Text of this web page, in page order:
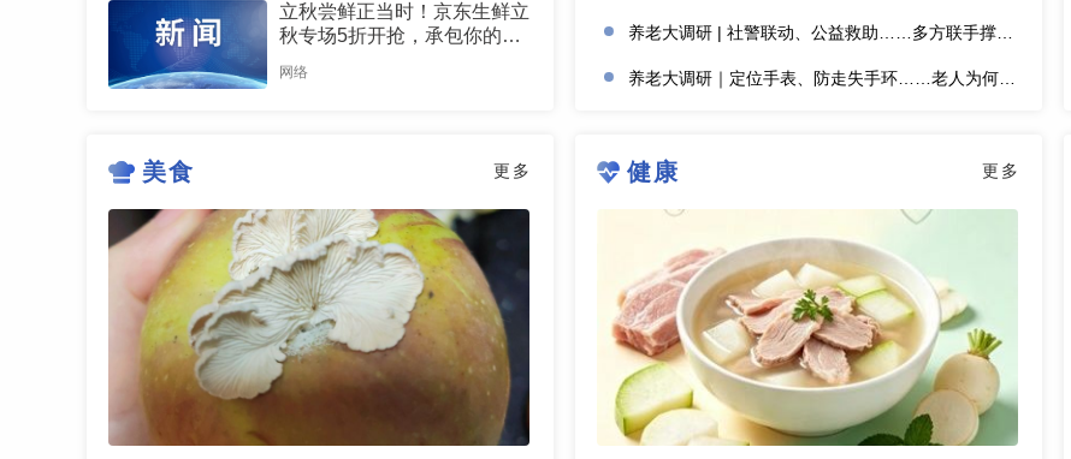
立秋尝鲜正当时！京东生鲜立
秋专场5折开抢，承包你的秋
网络
美食 更多 健康 更多